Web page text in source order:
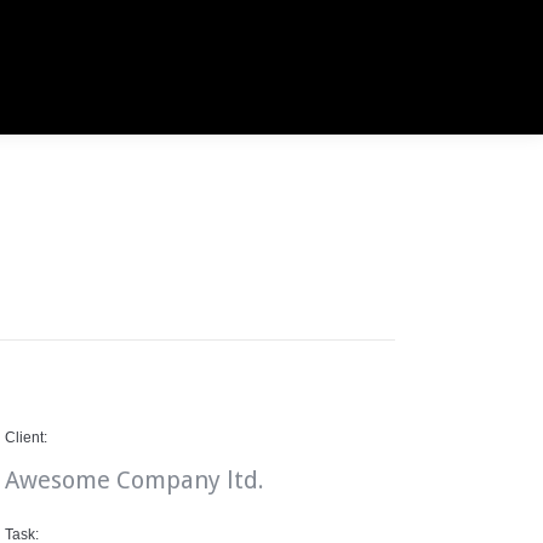
Client:
Awesome Company ltd.
Task: